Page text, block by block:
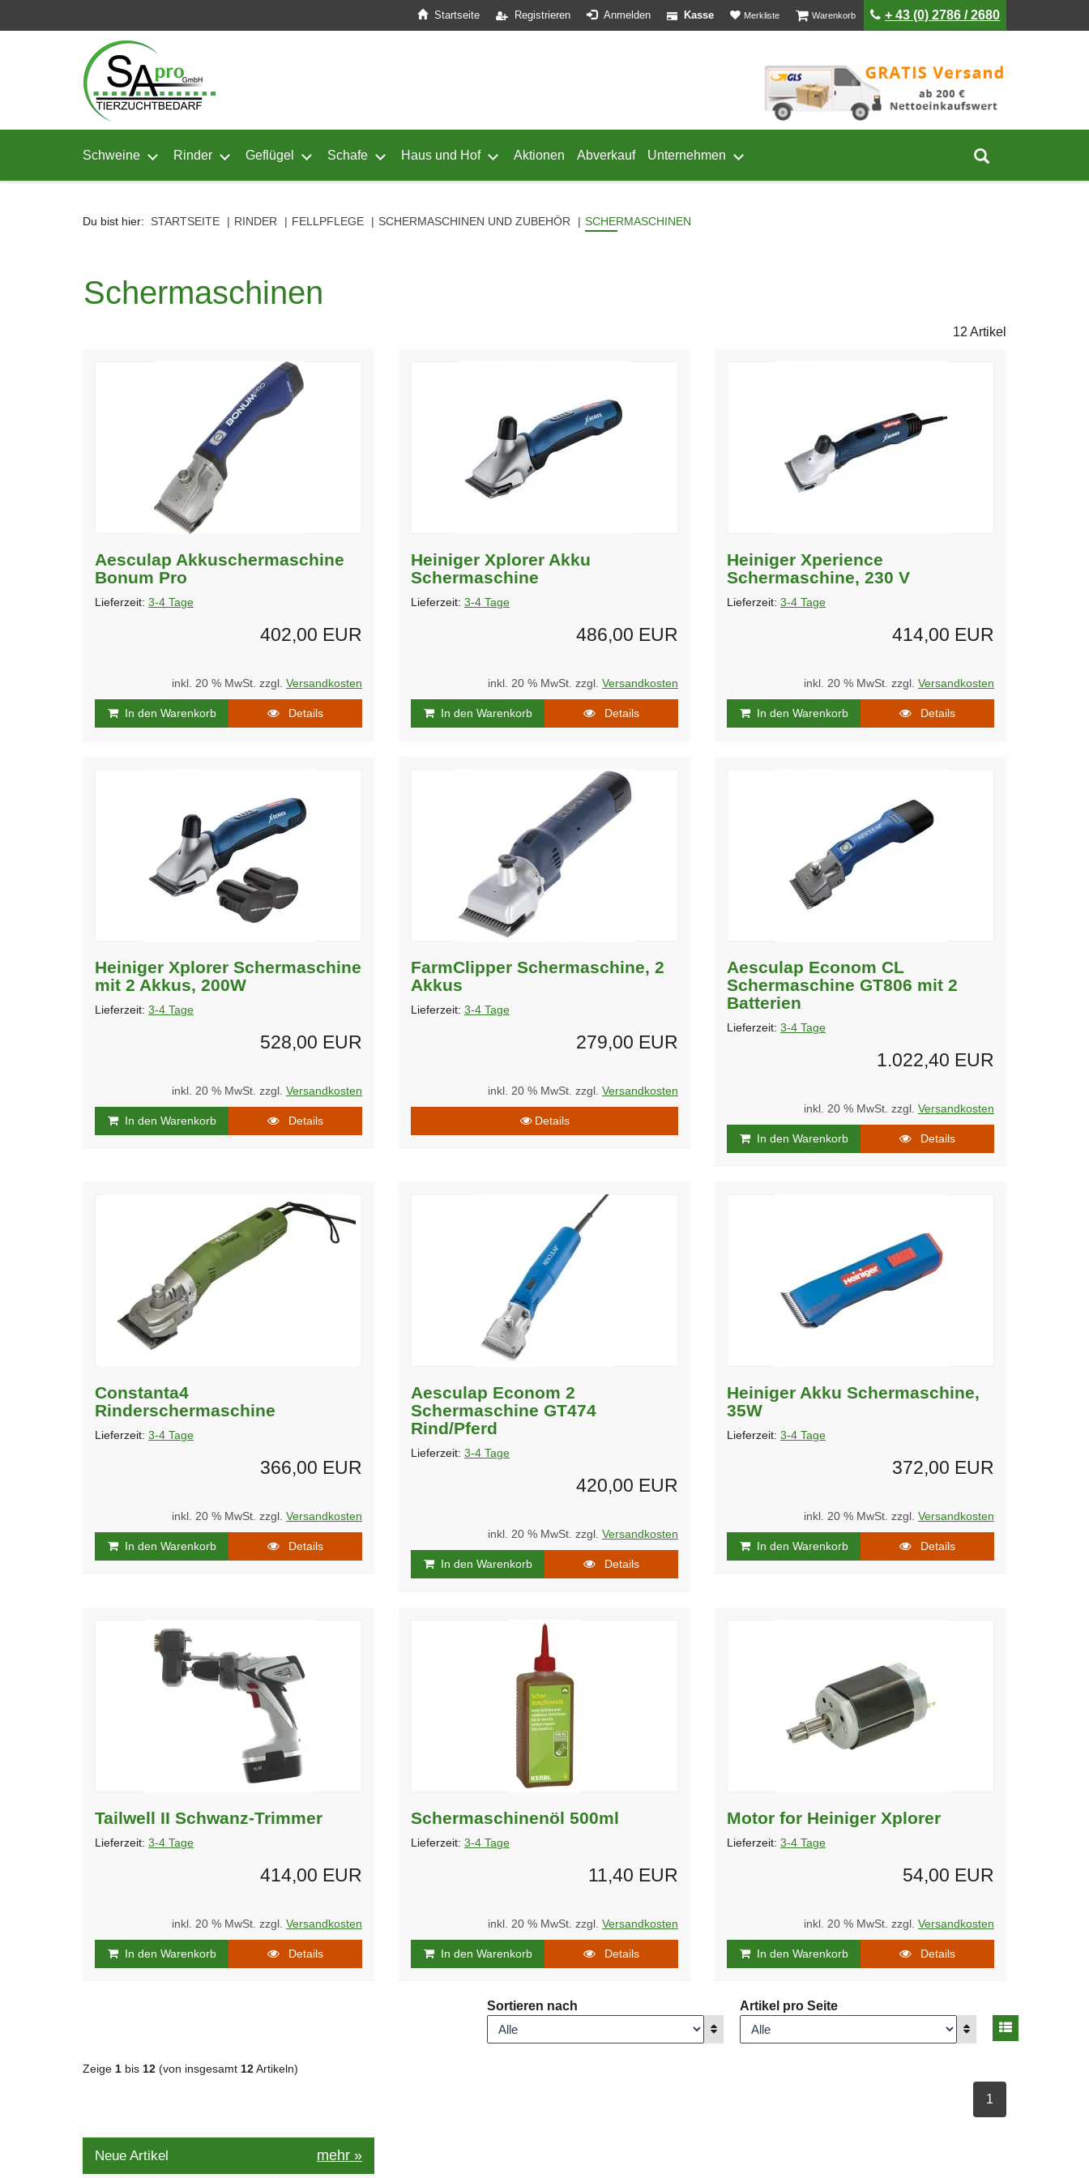
Startseite Registrieren Anmelden Kasse Merklisteist leer Warenkorbist leer+ 43 (0) 2786 / 2680
Schweine Untermenü von Schweine öffnen
Rinder Untermenü von Rinder öffnen
Geflügel Untermenü von Geflügel öffnen
Schafe Untermenü von Schafe öffnen
Haus und Hof Untermenü von Haus und Hof öffnen
Aktionen Abverkauf Unternehmen Untermenü von Unternehmen öffnen
Du bist hier: STARTSEITE RINDER FELLPFLEGE SCHERMASCHINEN UND ZUBEHÖR SCHERMASCHINEN
Schermaschinen
12 Artikel
Aesculap Akkuschermaschine
Bonum Pro
Lieferzeit: 3-4 Tage
402,00 EUR
inkl. 20 % MwSt. zzgl. Versandkosten
In den Warenkorb Details
Heiniger Xplorer Akku
Schermaschine
Lieferzeit: 3-4 Tage
486,00 EUR
inkl. 20 % MwSt. zzgl. Versandkosten
In den Warenkorb Details
Heiniger Xperience
Schermaschine, 230 V
Lieferzeit: 3-4 Tage
414,00 EUR
inkl. 20 % MwSt. zzgl. Versandkosten
In den Warenkorb Details
Heiniger Xplorer Schermaschine
mit 2 Akkus, 200W
Lieferzeit: 3-4 Tage
528,00 EUR
inkl. 20 % MwSt. zzgl. Versandkosten
In den Warenkorb Details
FarmClipper Schermaschine, 2
Akkus
Lieferzeit: 3-4 Tage
279,00 EUR
inkl. 20 % MwSt. zzgl. Versandkosten
Details
Aesculap Econom CL
Schermaschine GT806 mit 2
Batterien
Lieferzeit: 3-4 Tage
1.022,40 EUR
inkl. 20 % MwSt. zzgl. Versandkosten
In den Warenkorb Details
Constanta4
Rinderschermaschine
Lieferzeit: 3-4 Tage
366,00 EUR
inkl. 20 % MwSt. zzgl. Versandkosten
In den Warenkorb Details
Aesculap Econom 2
Schermaschine GT474
Rind/Pferd
Lieferzeit: 3-4 Tage
420,00 EUR
inkl. 20 % MwSt. zzgl. Versandkosten
In den Warenkorb Details
Heiniger Akku Schermaschine,
35W
Lieferzeit: 3-4 Tage
372,00 EUR
inkl. 20 % MwSt. zzgl. Versandkosten
In den Warenkorb Details
Tailwell II Schwanz-Trimmer
Lieferzeit: 3-4 Tage
414,00 EUR
inkl. 20 % MwSt. zzgl. Versandkosten
In den Warenkorb Details
Schermaschinenöl 500ml
Lieferzeit: 3-4 Tage
11,40 EUR
inkl. 20 % MwSt. zzgl. Versandkosten
In den Warenkorb Details
Motor for Heiniger Xplorer
Lieferzeit: 3-4 Tage
54,00 EUR
inkl. 20 % MwSt. zzgl. Versandkosten
In den Warenkorb Details
Sortieren nach
Anzeigen
Artikel pro Seite
AnzeigenAnsicht
Zeige 1 bis 12 (von insgesamt 12 Artikeln)
ausgewählt Seite
1
Neue Artikel mehr »